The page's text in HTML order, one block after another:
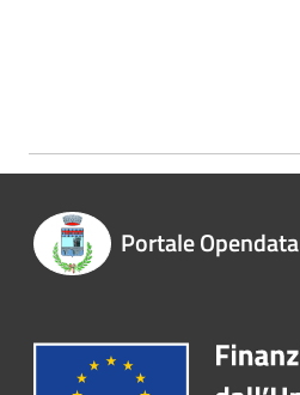
Portale Opendata